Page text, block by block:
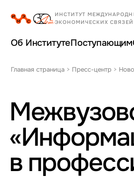
Об ИнститутеПоступающим
Главная страница > Пресс-центр >
в